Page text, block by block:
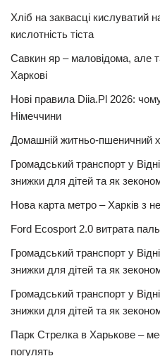
Хліб на заквасці кислуватий
кислотність тіста
Савкин яр – маловідома, але
Харкові
Нові правила Diia.Pl 2026:
Німеччини
Домашній житньо-пшеничний
Громадський транспорт у
знижки для дітей та як
Нова карта метро – Харків з
Ford Ecosport 2.0 витрата
Громадський транспорт у
знижки для дітей та як
Громадський транспорт у
знижки для дітей та як
Парк Стрелка в Харькове –
погулять